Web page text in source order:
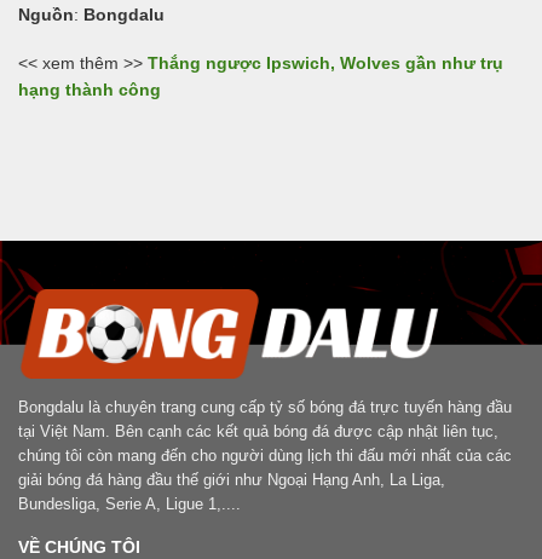
Nguồn: Bongdalu
<< xem thêm >> Thắng ngược Ipswich, Wolves gần như trụ
hạng thành công
Bongdalu là chuyên trang cung cấp tỷ số bóng đá trực tuyến hàng đầu
tại Việt Nam. Bên cạnh các kết quả bóng đá được cập nhật liên tục,
chúng tôi còn mang đến cho người dùng lịch thi đấu mới nhất của các
giải bóng đá hàng đầu thế giới như Ngoại Hạng Anh, La Liga,
Bundesliga, Serie A, Ligue 1,....
VỀ CHÚNG TÔI